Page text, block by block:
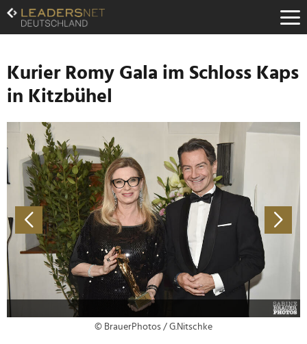
Zum
Inhalt
Zur
Navigation
Zur
Hauptnavigation
Kurier Romy Gala im Schloss Kaps
in Kitzbühel
© BrauerPhotos / G.Nitschke